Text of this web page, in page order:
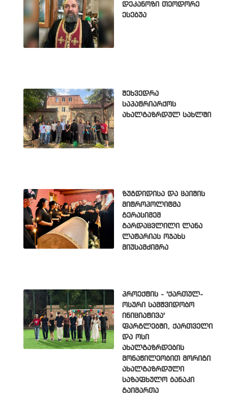
დეკანოზი თეოდორე
ესებუა
შეხვედრა
საპატრიარქოს
ახალგაზრდულ სახლში
ზუგდიდისა და ცაიშის
მიტროპოლიტმა
გერასიმემ
გარდაცვლილი ლანა
ლატარიას ოჯახს
მიუსამძიმრა
პროექტის - 'ქართულ-
ოსური სამშვიდობო
ინიციატივა'
ფარგლებში, ქართველი
და ოსი
ახალგაზრდების
მონაწილეობით მორიგი
ახალგაზრდული
საზაფხულო ბანაკი
გაიმართა